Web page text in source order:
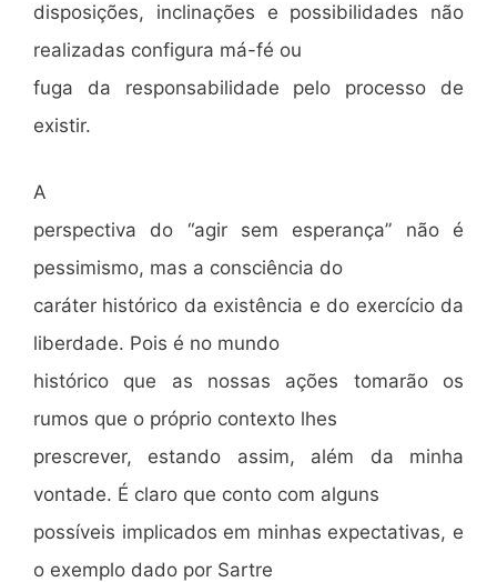
disposições, inclinações e possibilidades não
realizadas configura má-fé ou
fuga da responsabilidade pelo processo de
existir.
A
perspectiva do “agir sem esperança” não é
pessimismo, mas a consciência do
caráter histórico da existência e do exercício da
liberdade. Pois é no mundo
histórico que as nossas ações tomarão os
rumos que o próprio contexto lhes
prescrever, estando assim, além da minha
vontade. É claro que conto com alguns
possíveis implicados em minhas expectativas, e
o exemplo dado por Sartre